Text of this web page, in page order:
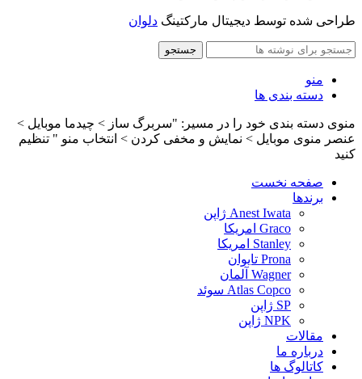
طراحی شده توسط دیجیتال مارکتینگ دلوان
جستجو
منو
دسته بندی ها
منوی دسته بندی خود را در مسیر: "سربرگ ساز > چیدما موبایل >
عنصر منوی موبایل > نمایش و مخفی کردن > انتخاب منو " تنظیم
کنید
صفحه نخست
برندها
Anest Iwata ژاپن
Graco امریکا
Stanley امریکا
Prona تایوان
Wagner آلمان
Atlas Copco سوئد
SP ژاپن
NPK ژاپن
مقالات
درباره ما
کاتالوگ ها